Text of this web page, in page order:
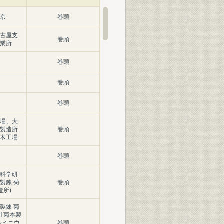
巻頭
屋支
所
巻頭
巻頭
巻頭
巻頭
、大
造所
工場
巻頭
巻頭
学研
錬 菊
所)
巻頭
錬 菊
菊本製